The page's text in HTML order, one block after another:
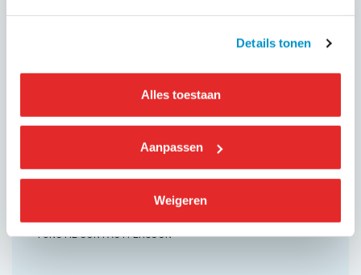
Details tonen
Alles toestaan
Aanpassen
Weigeren
Graag aangeven welke ondernemingen nog meer
FUNCTIE CONTACTPERSOON *